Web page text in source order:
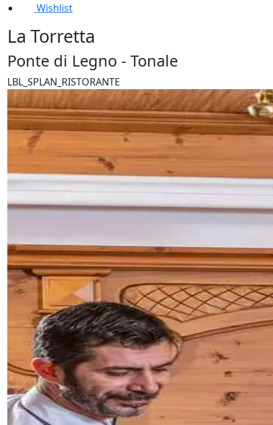
Wishlist
La Torretta
Ponte di Legno - Tonale
LBL_SPLAN_RISTORANTE